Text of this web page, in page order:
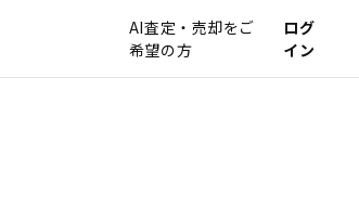
AI査定・売却をご
希望の方
ログ
イン